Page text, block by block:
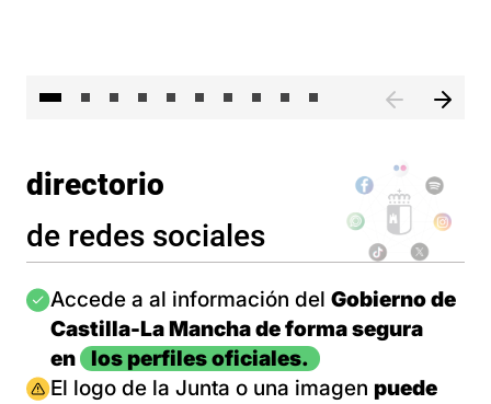
directorio
de redes sociales
Imagen
Accede a al información del Gobierno de
Castilla-La Mancha de forma segura
en
los perfiles oficiales.
Imagen
El logo de la Junta o una imagen puede